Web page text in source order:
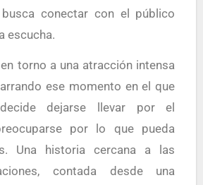
conectar con el público
escucha.
torno a una atracción intensa
ese momento en el que
dejarse llevar por el
por lo que pueda
Una historia cercana a las
contada desde una